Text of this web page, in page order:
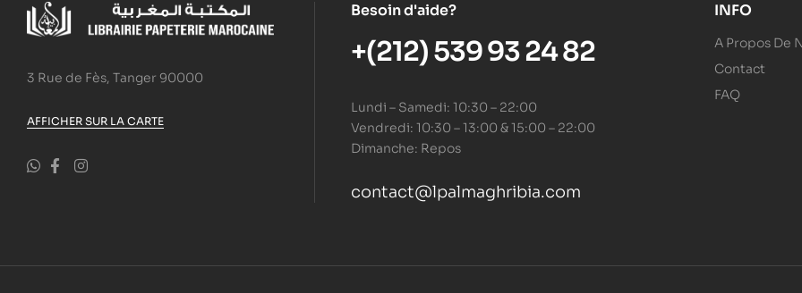
3 Rue de Fès, Tanger 90000
AFFICHER SUR LA CARTE
Besoin d'aide?
+(212) 539 93 24 82
Lundi – Samedi: 10:30 – 22:00
Vendredi: 10:30 – 13:00 & 15:00 – 22:00
Dimanche: Repos
contact@lpalmaghribia.com
INFO
A Propos De
Contact
FAQ